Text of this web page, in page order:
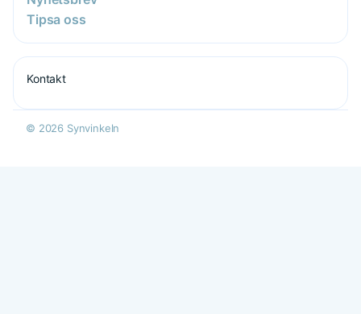
Tipsa oss
Kontakt
© 2026 Synvinkeln